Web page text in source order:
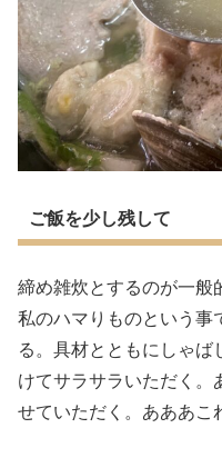
ご飯を少し残して
締め雑炊とするのが一般
私のハマりものという事
る。具材とともにしゃ
けてサラサラいただく
せていただく。あああこ